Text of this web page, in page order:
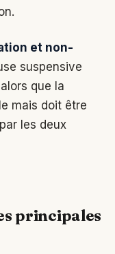
et non-
suspensive
que la
mais doit être
par les deux
principales